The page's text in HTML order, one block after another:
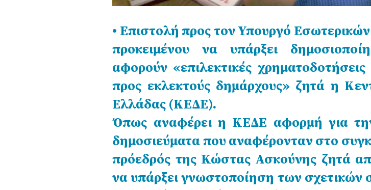
• Επιστολή προς τον Υπουργό
προκειμένου να υπάρξει
αφορούν «επιλεκτικές
προς εκλεκτούς δημάρχους» ζητά η
Ελλάδας (ΚΕΔΕ).
Όπως αναφέρει η ΚΕΔΕ αφορμή για
δημοσιεύματα που αναφέρονταν στο
πρόεδρός της Κώστας Ασκούνης ζητά
να υπάρξει γνωστοποίηση των σχετικών